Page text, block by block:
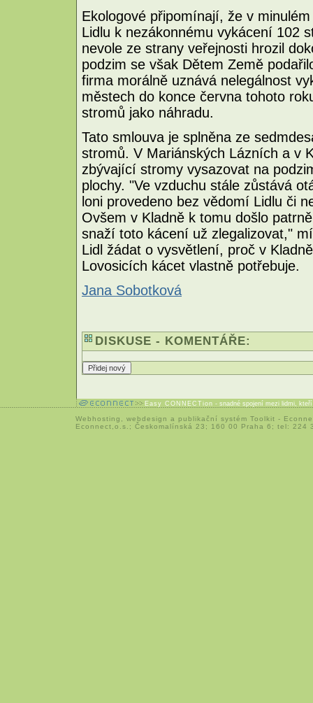
Ekologové připomínají, že v
Lidlu k nezákonnému vykácení 102
nevole ze strany veřejnosti hrozil
podzim se však Dětem Země
firma morálně uznává nelegálnost
městech do konce června tohoto
stromů jako náhradu.
Tato smlouva je splněna ze
stromů. V Mariánských Lázních a v
zbývající stromy vysazovat na
plochy. "Ve vzduchu stále zůstává
loni provedeno bez vědomí Lidlu či
Ovšem v Kladně k tomu došlo
snaží toto kácení už zlegalizovat,"
Lidl žádat o vysvětlení, proč v
Lovosicích kácet vlastně potřebuje.
Jana Sobotková
DISKUSE - KOMENTÁŘE:
Easy CONNECTion - snadné spojení mezi lidmi,
Webhosting webdesign a publikační systém Toolkit -
Econnect,o.s.; Českomalínská 23; 160 00 Praha 6; tel: 224